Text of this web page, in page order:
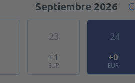
Septiembre 2026
23
+1
EUR
24
+0
EUR